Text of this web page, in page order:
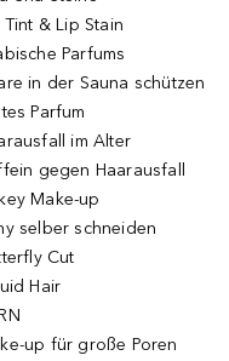
Tint & Lip Stain
Parfums
in der Sauna schützen
Parfum
im Alter
gegen Haarausfall
Make-up
selber schneiden
Cut
Hair
up für große Poren